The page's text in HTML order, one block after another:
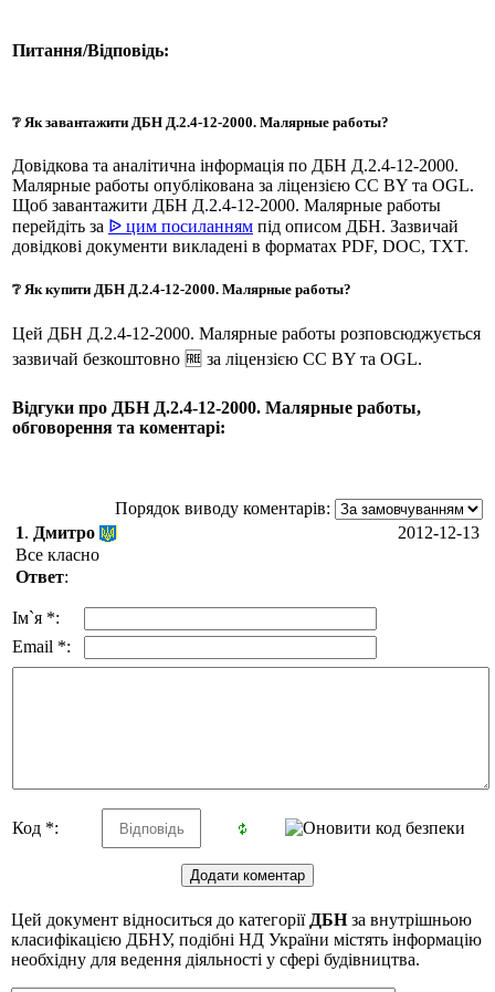
Питання/Відповідь:
❔ Як завантажити ДБН Д.2.4-12-2000. Малярные работы?
Довідкова та аналітична інформація по ДБН Д.2.4-12-2000.
Малярные работы опублікована за ліцензією CC BY та OGL.
Щоб завантажити ДБН Д.2.4-12-2000. Малярные работы
перейдіть за ᐉ цим посиланням під описом ДБН. Зазвичай
довідкові документи викладені в форматах PDF, DOC, TXT.
❔ Як купити ДБН Д.2.4-12-2000. Малярные работы?
Цей ДБН Д.2.4-12-2000. Малярные работы розповсюджується
зазвичай безкоштовно 🆓 за ліцензією CC BY та OGL.
Відгуки про ДБН Д.2.4-12-2000. Малярные работы,
обговорення та коментарі:
Порядок виводу коментарів:
2012-12-13
1. Дмитро
Все класно
Ответ:
Ім`я *:
Email *:
Код *:
Цей документ відноситься до категорії ДБНза внутрішньою
класифікацією ДБНУ, подібні НД України містять інформацію
необхідну для ведення діяльності у сфері будівництва.